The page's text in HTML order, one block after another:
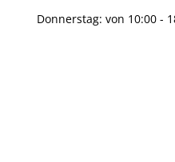
Donnerstag: von 10:00 -